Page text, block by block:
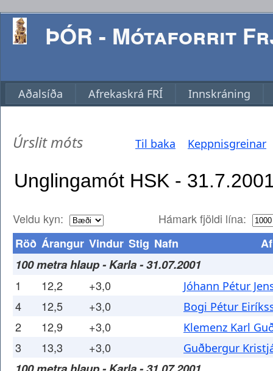
ÞÓR - Mótaforrit
Aðalsíða Afrekaskrá FRÍ Innskráning
Úrslit móts Til baka Keppnisgreinar
Veldu kyn:
Hámark fjöldi lína:
Röð Árangur Vindur Stig Nafn
100 metra hlaup - Karla - 31.07.2001
1 12,2 +3,0 Jóhann Pétur
4 12,5 +3,0 Bogi Pétur
2 12,9 +3,0 Klemenz Karl
3 13,3 +3,0 Guðbergur